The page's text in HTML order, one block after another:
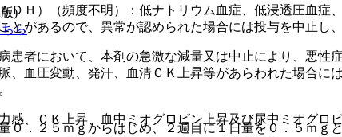
Ｈ）（頻度不明）：低ナトリウム血症、低浸透圧血症
があるので、異常が認められた場合には投与を中止し
者において、本剤の急激な減量又は中止により、悪性
、血圧変動、発汗、血清ＣＫ上昇等があらわれた場合
、ＣＫ上昇、血中ミオグロビン上昇及び尿中ミオグロ
)
ら
．２５ｍｇからはじめ、２週目に１日量を０．５ｍｇ